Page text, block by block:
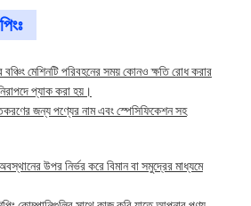
মেশিনটি পরিবহনের সময় কোনও ক্ষতি রোধ করার
প্যাক করা হয়।
জন্য পণ্যের নাম এবং স্পেসিফিকেশন সহ
উপর নির্ভর করে বিমান বা সমুদ্রের মাধ্যমে